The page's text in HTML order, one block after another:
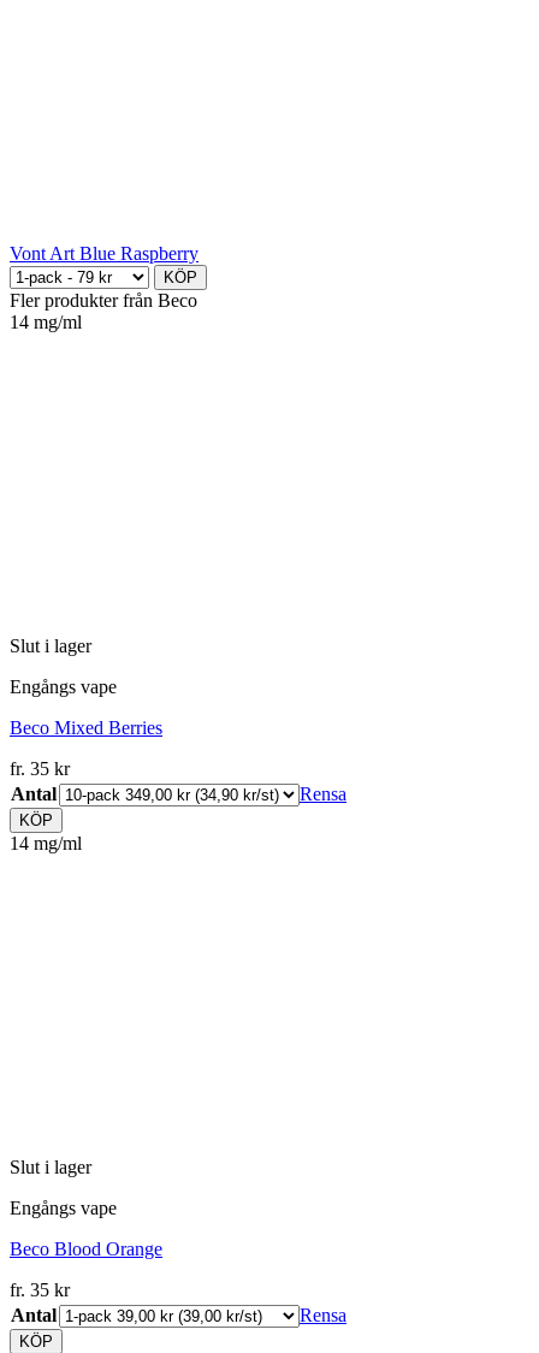
Vont Art Blue Raspberry
KÖP
Fler produkter från Beco
14 mg/ml
Slut i lager
Engångs vape
Beco Mixed Berries
fr. 35 kr
Antal
Rensa
KÖP
14 mg/ml
Slut i lager
Engångs vape
Beco Blood Orange
fr. 35 kr
Antal
Rensa
KÖP